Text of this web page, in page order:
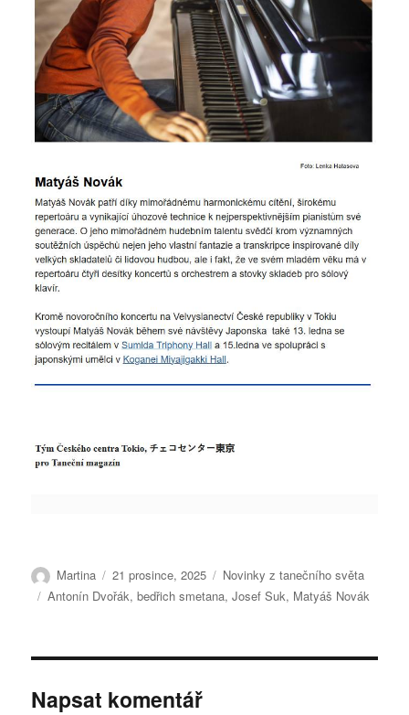
Autor:
Martina Publikováno:
21 prosince, 2025 Rubriky:
Novinky z tanečního světa
Štítky:
Antonín Dvořák,bedřich smetana,Josef Suk, Matyáš Novák
Napsat komentář